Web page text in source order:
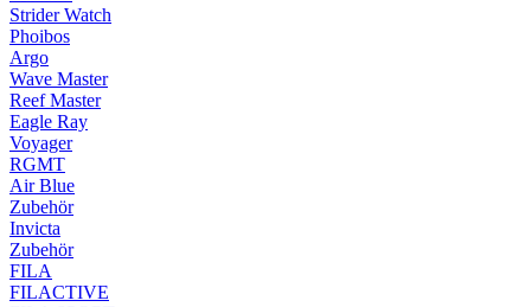
Strider Watch
Phoibos
Argo
Wave Master
Reef Master
Eagle Ray
Voyager
RGMT
Air Blue
Zubehör
Invicta
Zubehör
FILA
FILACTIVE